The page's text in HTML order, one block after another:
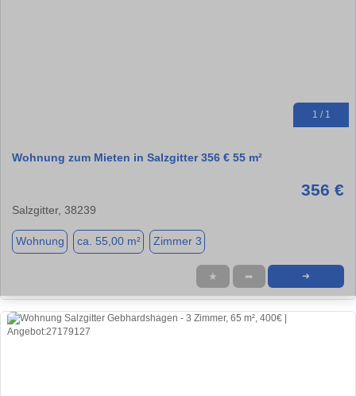
1 / 1
Wohnung zum Mieten in Salzgitter 356 € 55 m²
356 €
Salzgitter, 38239
Wohnung ca. 55,00 m² Zimmer 3
★ ➦ ➜